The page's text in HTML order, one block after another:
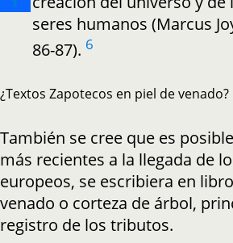
seres humanos (Marcus
86-87). 6
¿Textos Zapotecos en piel de venado?
También se cree que es
más recientes a la llegada de
europeos, se escribiera en
venado o corteza de árbol,
registro de los tributos.